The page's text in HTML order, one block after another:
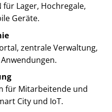
für Lager, Hochregale,
Geräte.
zentrale Verwaltung,
für Mitarbeitende und
City und IoT.